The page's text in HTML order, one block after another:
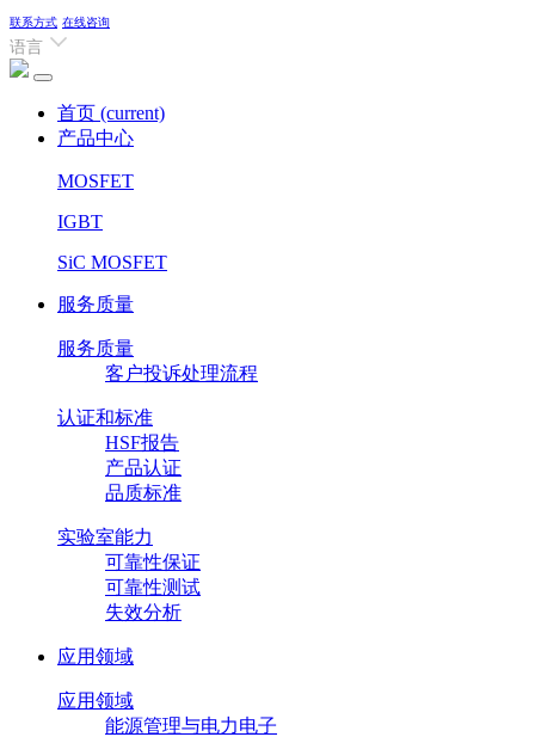
联系方式 在线咨询
语言
首页 (current)
产品中心
MOSFET
IGBT
SiC MOSFET
服务质量
服务质量
客户投诉处理流程
认证和标准
HSF报告
产品认证
品质标准
实验室能力
可靠性保证
可靠性测试
失效分析
应用领域
应用领域
能源管理与电力电子